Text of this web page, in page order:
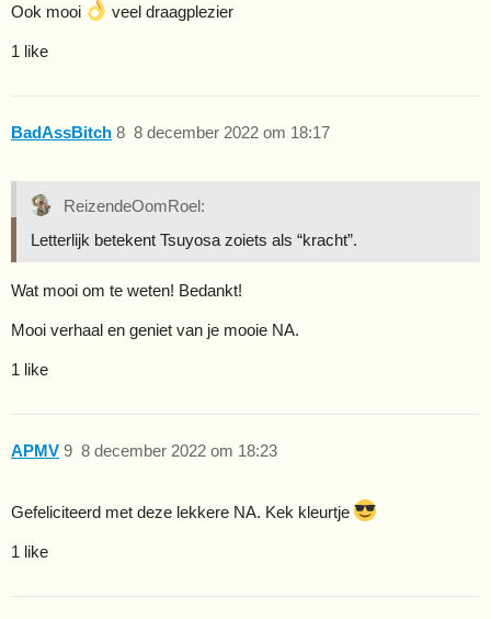
Ook mooi veel draagplezier
1 like
BadAssBitch 8 december 2022 om 18:17
8
ReizendeOomRoel:
Letterlijk betekent Tsuyosa zoiets als “kracht”.
Wat mooi om te weten! Bedankt!
Mooi verhaal en geniet van je mooie NA.
1 like
APMV 8 december 2022 om 18:23
9
Gefeliciteerd met deze lekkere NA. Kek kleurtje
1 like